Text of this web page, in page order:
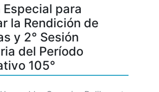
Especial para
la Rendición de
y 2° Sesión
del Período
105°